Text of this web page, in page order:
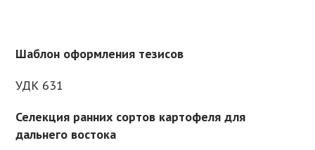
Шаблон оформления тезисов
УДК 631
Селекция ранних сортов картофеля для
дальнего востока